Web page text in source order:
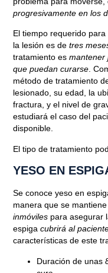
progresivamente en los
El tiempo requerido
la lesión es detres
tratamiento esmantener
que puedan curarse.
método de tratamiento
lesionado, su edad, la
fractura, y el nivel de
estudiará el caso del
disponible.
El tipo de tratamiento
YESO EN
Se conoce yeso en
manera que se
inmóviles para asegurar
espigacubrirá al
características de este
Duración de unas